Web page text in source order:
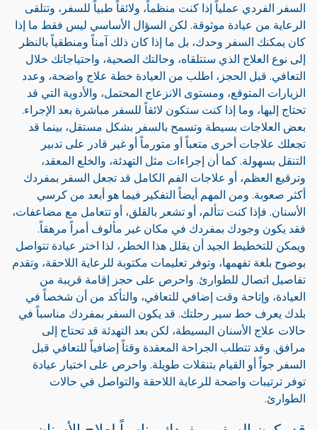
السفر الفردي عملياً إذا كنت منظماً، ولائقاً طبياً للسفر، وتتلقى
الرعاية من عيادة موثوقة. لكن السؤال الأساسي ليس فقط ما إذا
كان يمكنك السفر وحدك، بل ما إذا كان ذلك آمناً ومنطقياً بالنظر
إلى نوع العلاج الذي ستتلقاه، وحالتك الصحية، واحتياجاتك خلال
التعافي. قبل الحجز، اطلب من العيادة خطة علاج واضحة، وعدد
الزيارات المتوقع، ومستوى الانزعاج المحتمل، والأدوية التي قد
تحتاج إليها، وما إذا كنت ستكون لائقاً للسفر مباشرة بعد الإجراء.
بعض العلاجات بسيطة وتسمح بالسفر بشكل مستقل، بينما قد
تجعلك علاجات أخرى متعباً أو متورماً أو غير قادر على تدبير
التنقل بسهولة. كما أن إجراءات مثل التهدئة، والخلع المعقد،
وترقيع العظم، أو علاجات الفم الكامل قد تجعل السفر بمفردك
أكثر صعوبة. ومن المهم أيضاً التفكير فيما هو أبعد من كرسي
الأسنان. فإذا كنت تتألم، أو تشعر بالقلق، أو تتعامل مع مضاعفات،
فقد يكون وجودك بمفردك في مكان غير مألوف أمراً مرهقاً.
ويمكن للتخطيط الجيد أن يقلل هذا الخطر، لذا اختر عيادة تتواصل
بوضوح بلغة تفهمها، وتوفر تعليمات مكتوبة للرعاية اللاحقة، وتقدم
تفاصيل اتصال للطوارئ. واحرص على حجز إقامة قريبة من
العيادة، وإتاحة وقت إضافي للتعافي، والتأكد من أن شخصاً في
بلدك يعرف خط سير رحلتك. قد يكون السفر بمفردك مناسباً في
حالات علاج الأسنان البسيطة، لكن بعد التهدئة قد تحتاج إلى
مرافق. وقد تتطلب الجراحة المعقدة وقتاً إضافياً للتعافي قبل
السفر جواً أو القيام بتنقلات طويلة. واحرص على اختيار عيادة
توفر ترتيبات واضحة للرعاية اللاحقة والتواصل في حالات
الطوارئ.